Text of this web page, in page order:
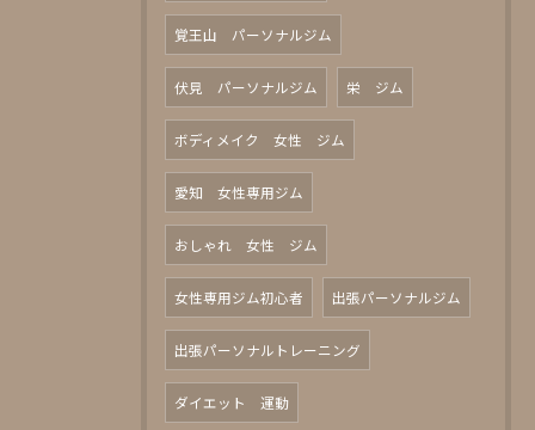
覚王山 パーソナルジム
伏見 パーソナルジム 栄 ジム
ボディメイク 女性 ジム
愛知 女性専用ジム
おしゃれ 女性 ジム
女性専用ジム初心者 出張パーソナルジム
出張パーソナルトレーニング
ダイエット 運動